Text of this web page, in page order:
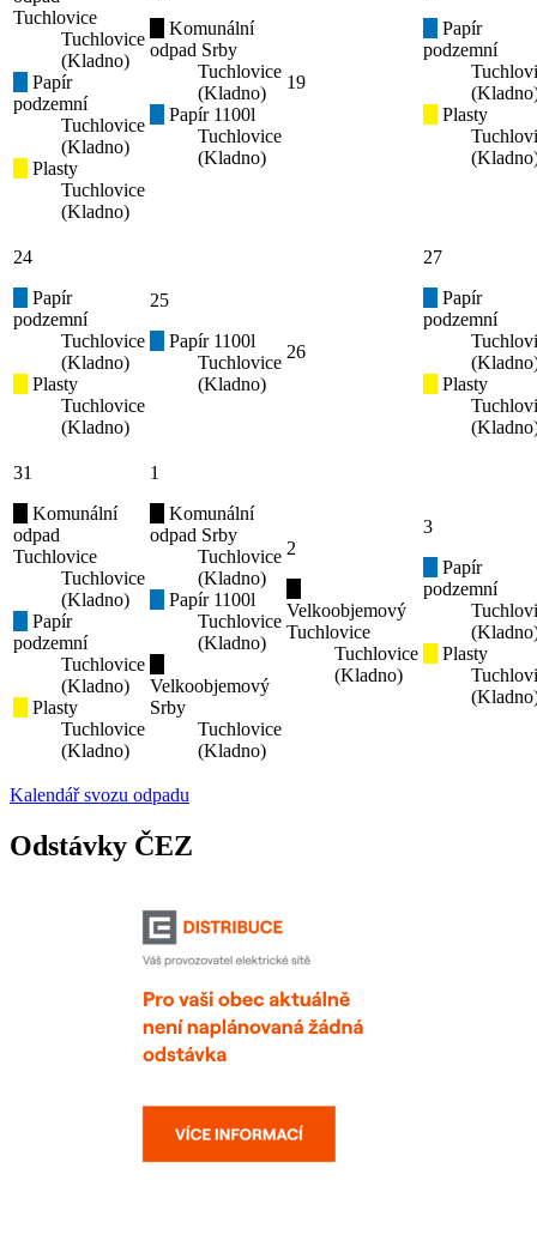
Tuchlovice
Tuchlovice
(Kladno)
Papír
podzemní
Tuchlovice
(Kladno)
Plasty
Tuchlovice
(Kladno)
Komunální
odpad Srby
Tuchlovice
(Kladno)
Papír 1100l
Tuchlovice
(Kladno)
19
Papír
podzemní
Plasty
24
Papír
podzemní
Tuchlovice
(Kladno)
Plasty
Tuchlovice
(Kladno)
25
Papír 1100l
Tuchlovice
(Kladno)
26
27
Papír
podzemní
Plasty
31
Komunální
odpad
Tuchlovice
Tuchlovice
(Kladno)
Papír
podzemní
Tuchlovice
(Kladno)
Plasty
Tuchlovice
(Kladno)
1
Komunální
odpad Srby
Tuchlovice
(Kladno)
Papír 1100l
Tuchlovice
(Kladno)
Velkoobjemový
Srby
Tuchlovice
(Kladno)
2
Velkoobjemový
Tuchlovice
Tuchlovice
(Kladno)
3
Papír
podzemní
Plasty
Kalendář svozu odpadu
Odstávky ČEZ